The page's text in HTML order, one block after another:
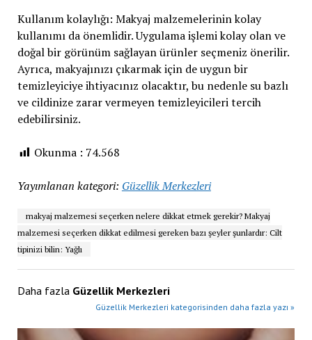
Kullanım kolaylığı: Makyaj malzemelerinin kolay
kullanımı da önemlidir. Uygulama işlemi kolay olan ve
doğal bir görünüm sağlayan ürünler seçmeniz önerilir.
Ayrıca, makyajınızı çıkarmak için de uygun bir
temizleyiciye ihtiyacınız olacaktır, bu nedenle su bazlı
ve cildinize zarar vermeyen temizleyicileri tercih
edebilirsiniz.
Okunma : 74.568
Yayımlanan kategori: Güzellik Merkezleri
makyaj malzemesi seçerken nelere dikkat etmek gerekir? Makyaj
malzemesi seçerken dikkat edilmesi gereken bazı şeyler şunlardır: Cilt
tipinizi bilin: Yağlı
Daha fazla Güzellik Merkezleri
Güzellik Merkezleri kategorisinden daha fazla yazı »